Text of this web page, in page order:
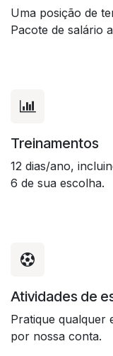
Uma posição de
Pacote de salário
Treinamentos
12 dias/ano,
6 de sua escolha.
Atividades de
Pratique qualquer
por nossa conta.